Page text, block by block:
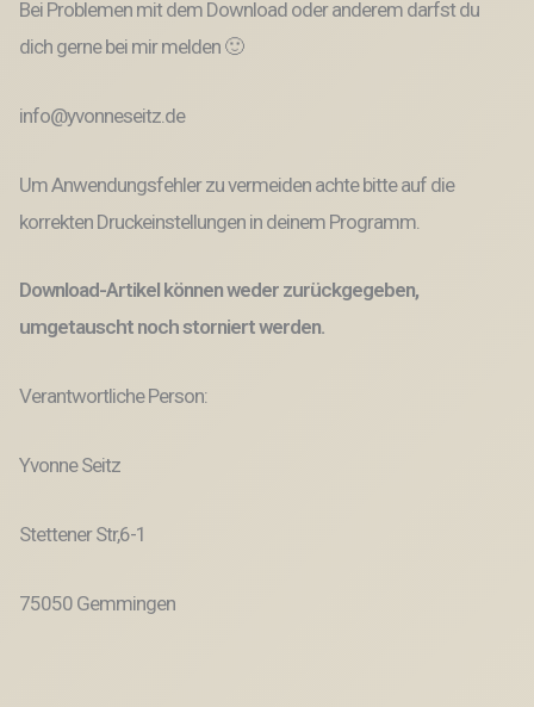
Bei Problemen mit dem Download oder anderem darfst du
dich gerne bei mir melden 🙂
info@yvonneseitz.de
Um Anwendungsfehler zu vermeiden achte bitte auf die
korrekten Druckeinstellungen in deinem Programm.
Download-Artikel können weder zurückgegeben,
umgetauscht noch storniert werden.
Verantwortliche Person:
Yvonne Seitz
Stettener Str,6-1
75050 Gemmingen